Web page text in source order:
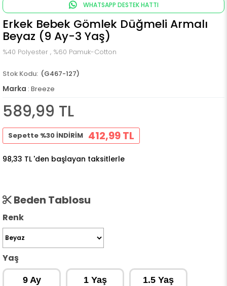
WHATSAPP DESTEK HATTI
Erkek Bebek Gömlek Düğmeli Armalı
Beyaz (9 Ay-3 Yaş)
%40 Polyester , %60 Pamuk-Cotton
(G467-127)
Marka : Breeze
589,99 TL
Sepette %30 İNDİRİM 412,99 TL
98,33 TL 'den başlayan taksitlerle
Beden Tablosu
Renk
Yaş
9 Ay 1 Yaş 1.5 Yaş